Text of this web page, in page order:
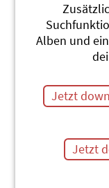
Denise Geiser
FSP. Sie
Schülerband-
Klavier- und 5
Alben und
Jetzt
Jetzt